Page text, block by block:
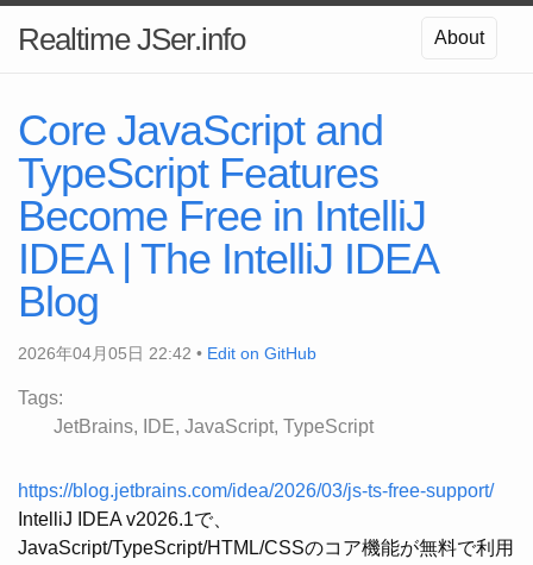
Realtime JSer.info About
Core JavaScript and
TypeScript Features
Become Free in IntelliJ
IDEA | The IntelliJ IDEA
Blog
2026年04月05日 22:42 • Edit on GitHub
Tags:
JetBrains
IDE JavaScript TypeScript
https://blog.jetbrains.com/idea/2026/03/js-ts-free-support/
IntelliJ IDEA v2026.1で、
JavaScript/TypeScript/HTML/CSSのコア機能が無料で利用